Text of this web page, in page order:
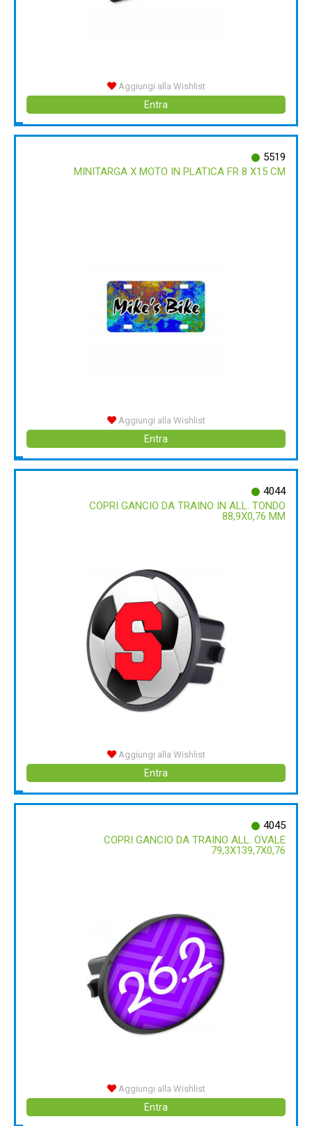
Aggiungi alla Wishlist
Entra
5519
MINITARGA X MOTO IN PLATICA FR 8 X15 CM
Aggiungi alla Wishlist
Entra
4044
COPRI GANCIO DA TRAINO IN ALL. TONDO
88,9X0,76 MM
Aggiungi alla Wishlist
Entra
4045
COPRI GANCIO DA TRAINO ALL. OVALE
79,3X139,7X0,76
Aggiungi alla Wishlist
Entra